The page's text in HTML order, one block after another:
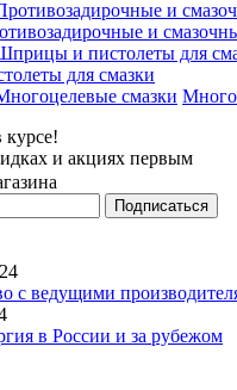
и
для смазки
курсе!
и акциях первым
с ведущими
в России и за рубежом